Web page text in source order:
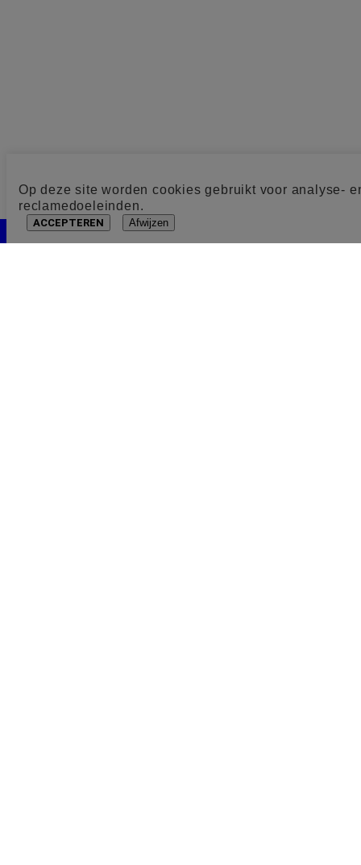
Op deze site worden cookies gebruikt voor analyse-
reclamedoeleinden.
ACCEPTEREN Afwijzen
Cookie toestemming